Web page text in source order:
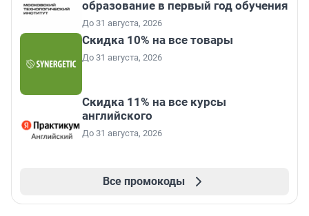
образование в первый год обучения
До 31 августа, 2026
Скидка 10% на все товары
До 31 августа, 2026
Скидка 11% на все курсы
английского
До 31 августа, 2026
Все промокоды